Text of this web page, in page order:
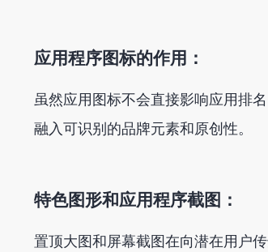
应用程序图标的作用：
虽然应用图标不会直接影响应用排
融入可识别的品牌元素和原创性。
特色图形和应用程序截图：
置顶大图和屏幕截图在向潜在用户